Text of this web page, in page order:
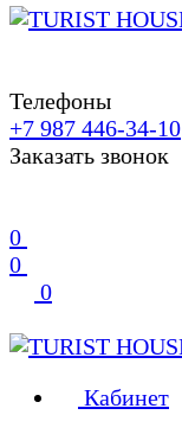
Телефоны
+7 987 446-34-10
Заказать звонок
0
0
0
Кабинет